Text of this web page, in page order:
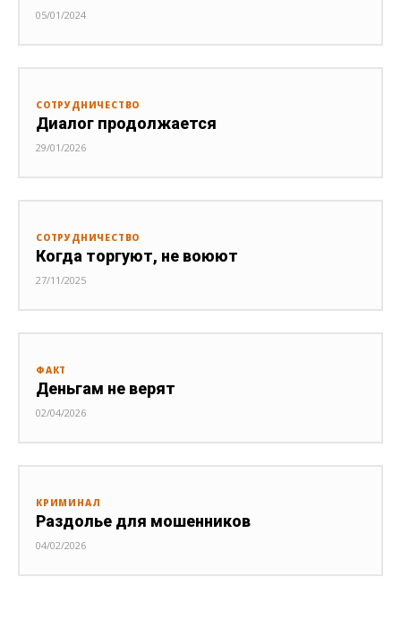
05/01/2024
СОТРУДНИЧЕСТВО
Диалог продолжается
29/01/2026
СОТРУДНИЧЕСТВО
Когда торгуют, не воюют
27/11/2025
ФАКТ
Деньгам не верят
02/04/2026
КРИМИНАЛ
Раздолье для мошенников
04/02/2026